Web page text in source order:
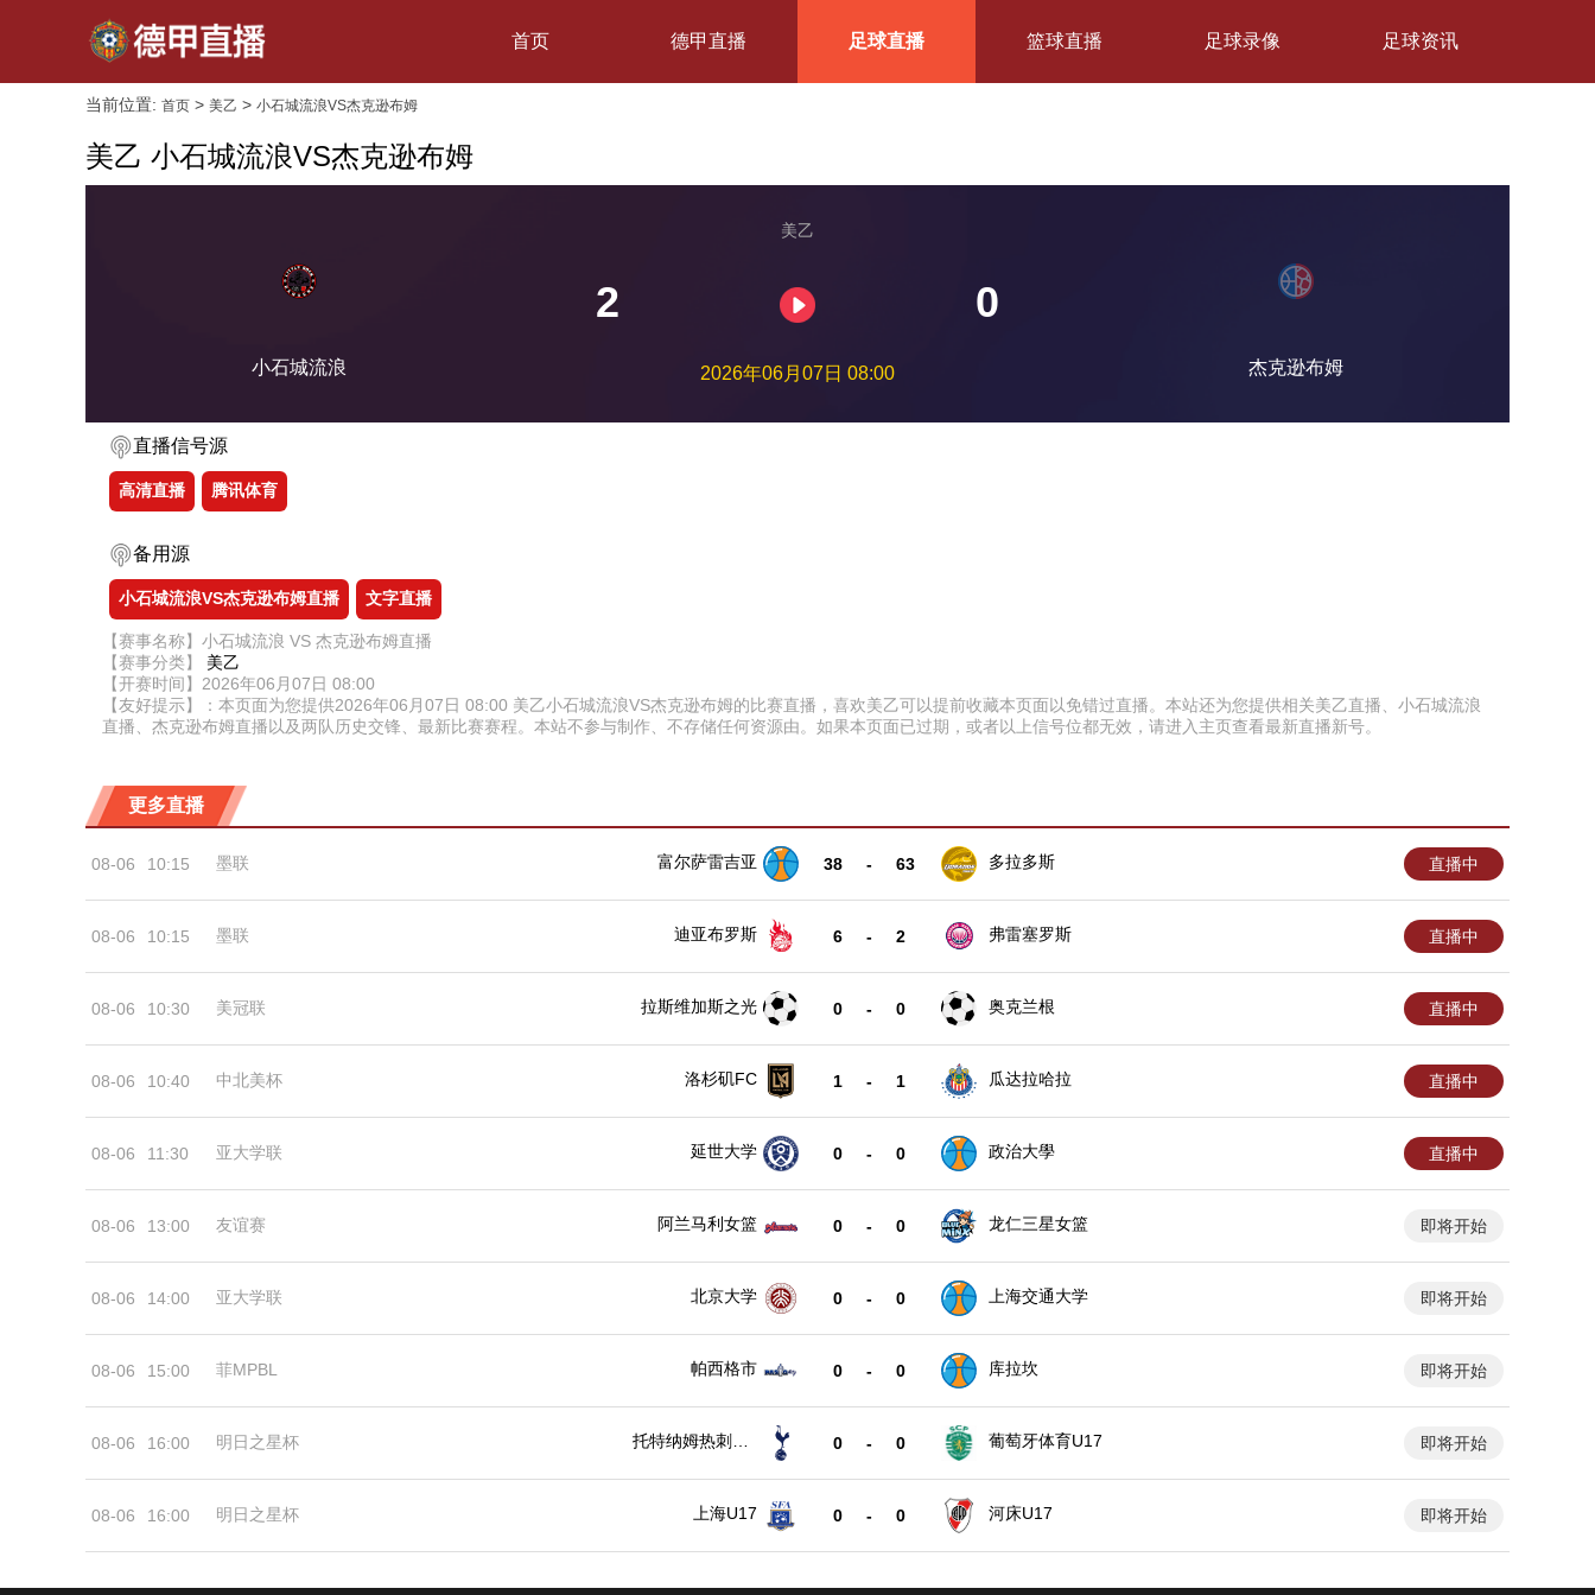
首页 德甲直播 足球直播 篮球直播 足球录像 足球资讯
当前位置: 首页 > 美乙 > 小石城流浪VS杰克逊布姆
美乙 小石城流浪VS杰克逊布姆
小石城流浪
美乙
2 0
2026年06月07日 08:00 杰克逊布姆
直播信号源
高清直播 腾讯体育
备用源
小石城流浪VS杰克逊布姆直播 文字直播
【赛事名称】小石城流浪 VS 杰克逊布姆直播
【赛事分类】 美乙
【开赛时间】2026年06月07日 08:00
【友好提示】：本页面为您提供2026年06月07日 08:00 美乙小石城流浪VS杰克逊布姆的比赛直播，喜欢美乙可以提前收藏本页面以免错过直播。本站还为您提供相关美乙直播、小石城流浪
直播、杰克逊布姆直播以及两队历史交锋、最新比赛赛程。本站不参与制作、不存储任何资源由。如果本页面已过期，或者以上信号位都无效，请进入主页查看最新直播新号。
更多直播
08-06 10:15 墨联 富尔萨雷吉亚 38 - 63 多拉多斯 直播中
08-06 10:15 墨联 迪亚布罗斯 6 - 2 弗雷塞罗斯 直播中
08-06 10:30 美冠联 拉斯维加斯之光 0 - 0 奥克兰根 直播中
08-06 10:40 中北美杯 洛杉矶FC 1 - 1 瓜达拉哈拉 直播中
08-06 11:30 亚大学联 延世大学 0 - 0 政治大學 直播中
08-06 13:00 友谊赛 阿兰马利女篮 0 - 0 龙仁三星女篮 即将开始
08-06 14:00 亚大学联 北京大学 0 - 0 上海交通大学 即将开始
08-06 15:00 菲MPBL 帕西格市 0 - 0 库拉坎 即将开始
08-06 16:00 明日之星杯
托特纳姆热刺U1
0 - 0 葡萄牙体育U17 即将开始
08-06 16:00 明日之星杯 上海U17 0 - 0 河床U17 即将开始